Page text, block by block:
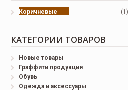
Коричневые (1)
КАТЕГОРИИ ТОВАРОВ
Новые товары
Граффити продукция
Обувь
Одежда и аксессуары